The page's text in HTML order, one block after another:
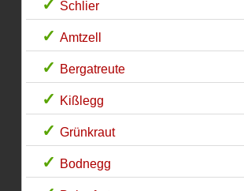
Schlier
Amtzell
Bergatreute
Kißlegg
Grünkraut
Bodnegg